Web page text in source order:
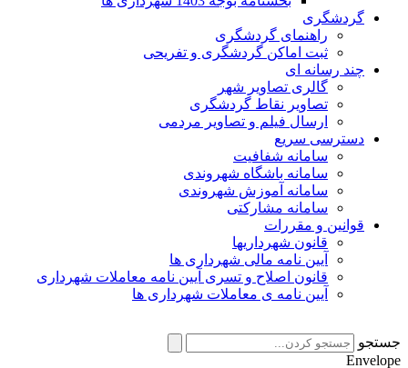
گردشگری
راهنمای گردشگری
ثبت اماکن گردشگری و تفریحی
چند رسانه ای
گالری تصاویر شهر
تصاویر نقاط گردشگری
ارسال فیلم و تصاویر مردمی
دسترسی سریع
سامانه شفافیت
سامانه باشگاه شهروندی
سامانه آموزش شهروندی
سامانه مشارکتی
قوانین و مقررات
قانون شهرداریها
آیین نامه مالی شهرداری ها
قانون اصلاح و تسری آیین نامه معاملات شهرداری
آیین نامه ی معاملات شهرداری ها
جستجو
Envelope